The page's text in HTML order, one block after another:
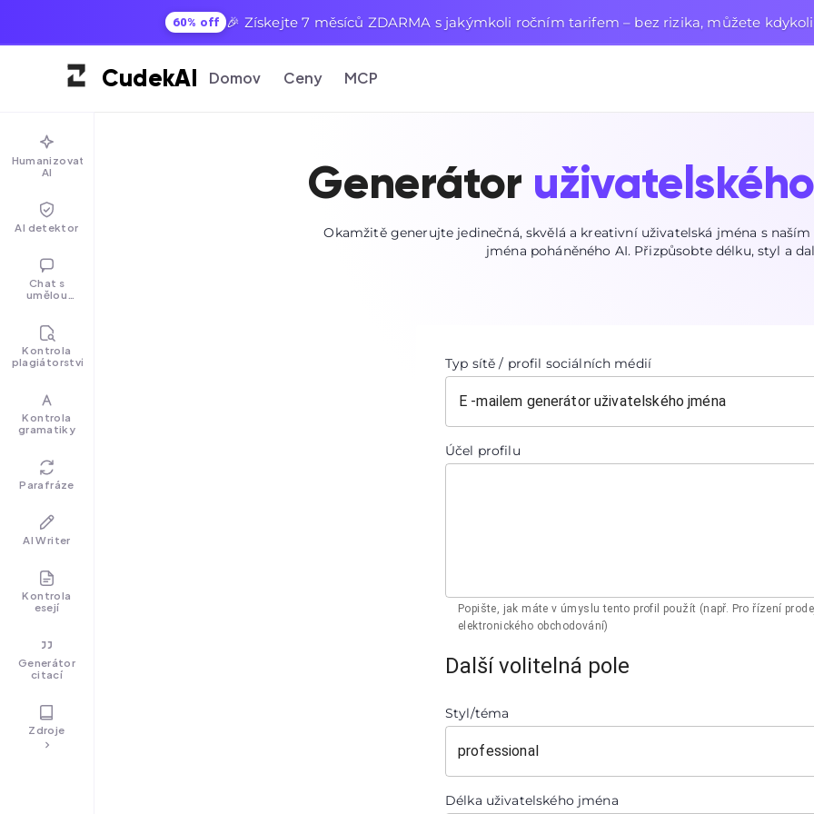
60% off 🎉 Získejte 7 měsíců ZDARMA s jakýmkoli ročním tarifem – bez rizika, můžete
CudekAI Domov Ceny MCP
Humanizovat
AI
AI detektor
Chat s
umělou
Kontrola
plagiátorství
Kontrola
gramatiky
Parafráze
AI Writer
Kontrola
esejí
Generátor
citací
Zdroje
Generátor
Okamžitě generujte jedinečná, skvělá a kreativní uživatelská jména s
jména poháněného AI. Přizpůsobte délku, styl a
Typ sítě / profil sociálních médií
Účel profilu
Popište, jak máte v úmyslu tento profil použít (např. Pro řízení
elektronického obchodování)
Další volitelná pole
Styl/téma
professional
Délka uživatelského jména